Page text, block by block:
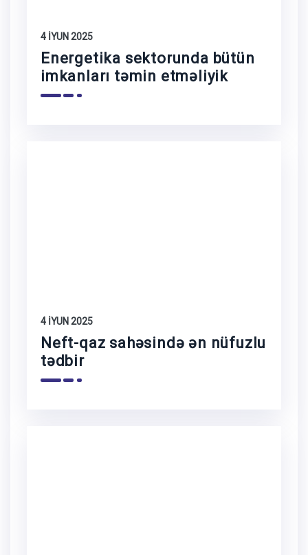
4 İYUN 2025
Energetika sektorunda bütün
imkanları təmin etməliyik
4 İYUN 2025
Neft-qaz sahəsində ən nüfuzlu
tədbir